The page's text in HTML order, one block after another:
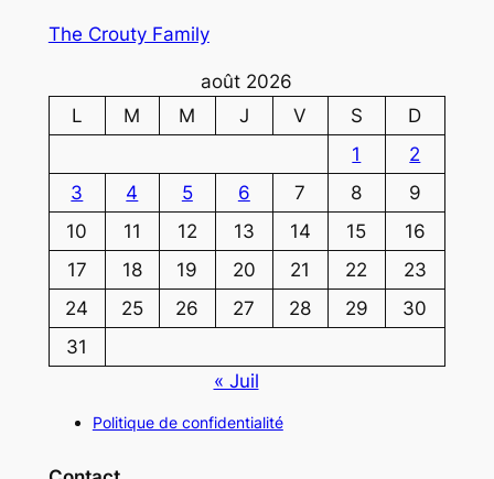
The Crouty Family
août 2026
L
M M J V S
D
1
2
3
4 5 6 7 8
9
10
11 12 13 14 15
16
17
18 19 20 21 22
23
24
25 26 27 28 29
30
31
« Juil
Politique de confidentialité